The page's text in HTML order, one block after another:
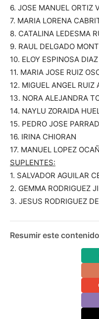
6. JOSE MANUEL ORTIZ
7. MARIA LORENA
8. CATALINA LEDESMA
9. RAUL DELGADO
10. ELOY ESPINOSA DIAZ
11. MARIA JOSE RUIZ
12. MIGUEL ANGEL RUIZ
13. NORA ALEJANDRA
14. NAYLU ZORAIDA
15. PEDRO JOSE
16. IRINA CHIORAN
17. MANUEL LOPEZ
SUPLENTES:
1. SALVADOR AGUILAR
2. GEMMA RODRIGUEZ
3. JESUS RODRIGUEZ
Resumir este